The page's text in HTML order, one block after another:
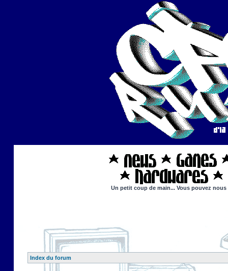
Un petit coup de main... Vous pouvez
Index du forum